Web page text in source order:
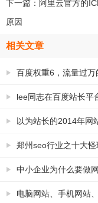
下一篇： 阿里云官方的
原因
相关文章
百度权重6，流量过万
lee同志在百度站长平
的解读
以为站长的2014年网
郑州seo行业之十大怪
中小企业为什么要做
电脑网站、手机网站